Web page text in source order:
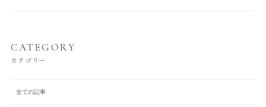
CATEGORY
カテゴリー
全ての記事